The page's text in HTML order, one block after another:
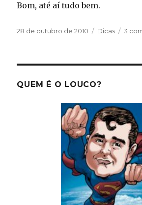
Bom, até aí tudo bem.
Publicado
28 de outubro de 2010 Categorias
Dicas 3
QUEM É O LOUCO?